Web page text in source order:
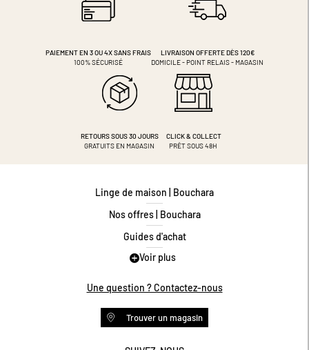
PAIEMENT EN 3 OU 4XSANS FRAIS
100% SÉCURISÉ
LIVRAISON OFFERTE DÈS 120€
DOMICILE - POINT RELAIS - MAGASIN
RETOURS SOUS 30 JOURS
GRATUITS EN MAGASIN
CLICK & COLLECT
PRÊT SOUS 48H
Linge de maison | Bouchara
Nos offres | Bouchara
Guides d'achat
Guide des tailles
Programme de fidélité
Conditions des offres
Voir plus
Une question ? Contactez-nous
Trouver un magasin